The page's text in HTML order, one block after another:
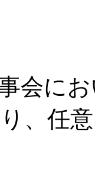
会に
、任